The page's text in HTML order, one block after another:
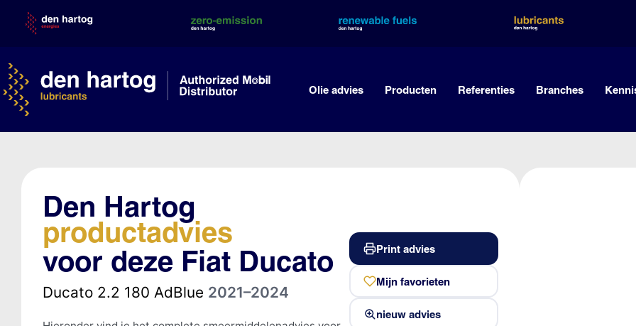
content
Olie advies Producten Referenties Branches
Den Hartog
productadvies
voor deze Fiat Ducato
Ducato 2.2 180 AdBlue 2021–2024
Print advies
Mijn favorieten
nieuw advies